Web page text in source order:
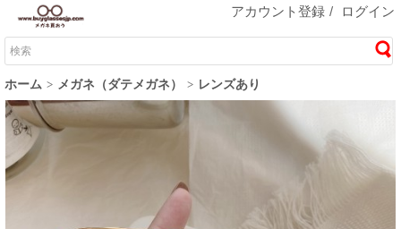
アカウント登録 / ログイン
ホーム メガネ（ダテメガネ） レンズあり